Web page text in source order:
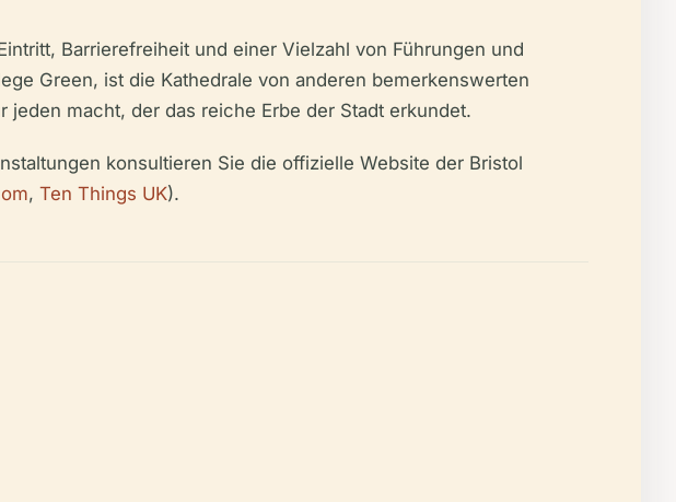
Barrierefreiheit und einer Vielzahl von Führungen und
Green, ist die Kathedrale von anderen bemerkenswerten
macht, der das reiche Erbe der Stadt erkundet.
konsultieren Sie die offizielle Website der Bristol
, Ten Things UK).